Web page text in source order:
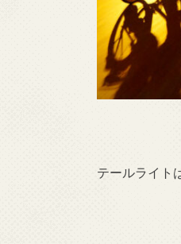
テールライト